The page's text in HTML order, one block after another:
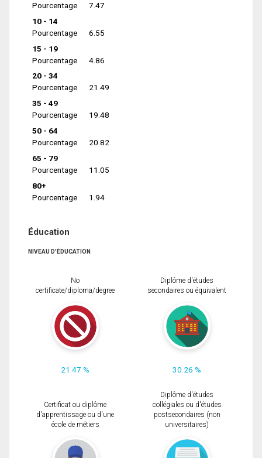
Pourcentage
7.47
10 - 14
Pourcentage
6.55
15 - 19
Pourcentage
4.86
20 - 34
Pourcentage
21.49
35 - 49
Pourcentage
19.48
50 - 64
Pourcentage
20.82
65 - 79
Pourcentage
11.05
80+
Pourcentage
1.94
Éducation
NIVEAU D'ÉDUCATION
No
certificate/diploma/degree
21.47 %
Diplôme d'études
secondaires ou équivalent
30.26 %
Certificat ou diplôme
d'apprentissage ou d'une
école de métiers
Diplôme d'études
collégiales ou d'études
postsecondaires (non
universitaires)